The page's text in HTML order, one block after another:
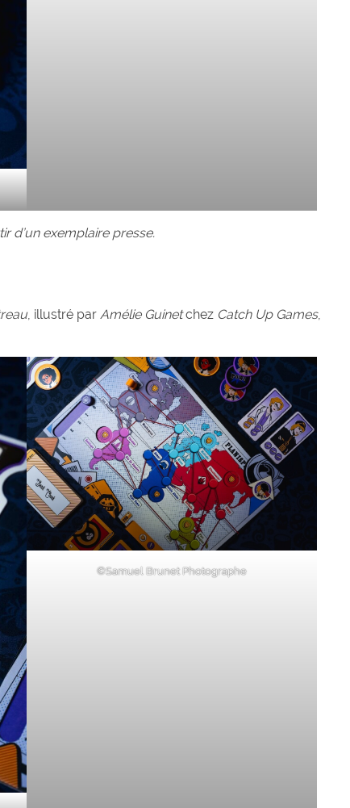
d’un exemplaire presse.
, illustré par Amélie Guinetchez Catch Up Games,
©Samuel Brunet Photographe